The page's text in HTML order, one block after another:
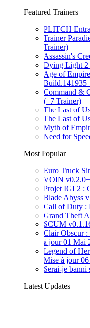
Featured Trainers
PLITCH
Trainer
Trainer)
Assassin's
Dying Light 2
Age of
Command &
(+7 Trainer)
The Last of
The Last of
Myth of
Need for
Most Popular
Euro Truck
VOIN
Projet IGI 2 :
Blade Abyss
Call of Duty :
Grand Theft
SCUM
Clair Obscur :
à jour 01 Mai
Legend of
Mise à jour
Serai-je banni
Latest Updates